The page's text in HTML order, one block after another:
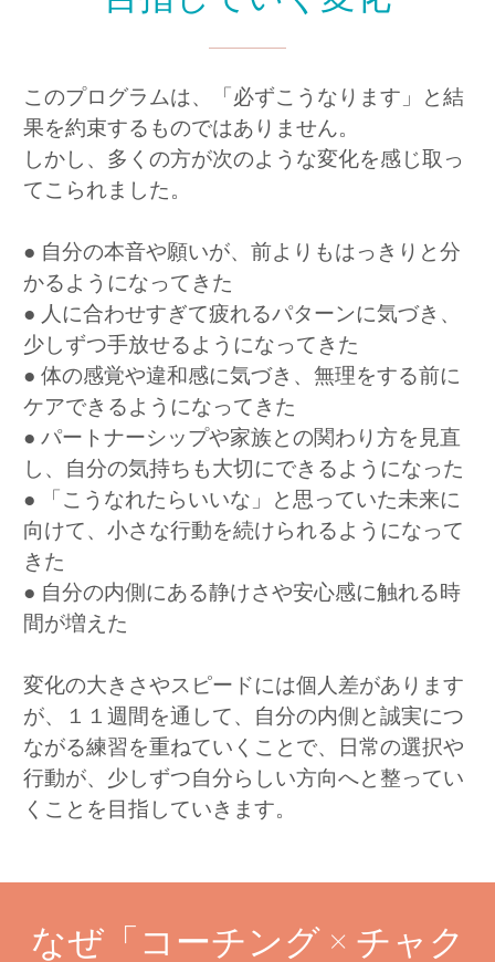
このプログラムは、「必ずこうなります」と結
果を約束するものではありません。
しかし、多くの方が次のような変化を感じ取っ
てこられました。
● 自分の本音や願いが、前よりもはっきりと分
かるようになってきた
● 人に合わせすぎて疲れるパターンに気づき、
少しずつ手放せるようになってきた
● 体の感覚や違和感に気づき、無理をする前に
ケアできるようになってきた
● パートナーシップや家族との関わり方を見直
し、自分の気持ちも大切にできるようになった
● 「こうなれたらいいな」と思っていた未来に
向けて、小さな行動を続けられるようになって
きた
● 自分の内側にある静けさや安心感に触れる時
間が増えた
変化の大きさやスピードには個人差があります
が、１１週間を通して、自分の内側と誠実につ
ながる練習を重ねていくことで、日常の選択や
行動が、少しずつ自分らしい方向へと整ってい
くことを目指していきます。
なぜ「コーチング × チャク